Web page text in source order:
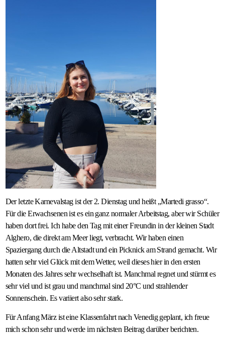
Der letzte Karnevalstag ist der 2. Dienstag und heißt „Martedi grasso“.
Für die Erwachsenen ist es ein ganz normaler Arbeitstag, aber wir Schüler
haben dort frei. Ich habe den Tag mit einer Freundin in der kleinen Stadt
Alghero, die direkt am Meer liegt, verbracht. Wir haben einen
Spaziergang durch die Altstadt und ein Picknick am Strand gemacht. Wir
hatten sehr viel Glück mit dem Wetter, weil dieses hier in den ersten
Monaten des Jahres sehr wechselhaft ist. Manchmal regnet und stürmt es
sehr viel und ist grau und manchmal sind 20°C und strahlender
Sonnenschein. Es variiert also sehr stark.
Für Anfang März ist eine Klassenfahrt nach Venedig geplant, ich freue
mich schon sehr und werde im nächsten Beitrag darüber berichten.